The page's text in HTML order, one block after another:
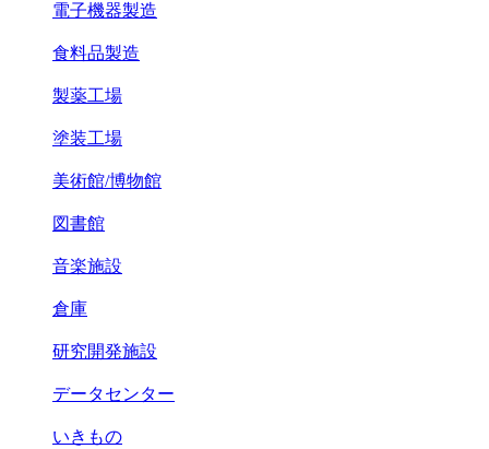
電子機器製造
食料品製造
製薬工場
塗装工場
美術館/博物館
図書館
音楽施設
倉庫
研究開発施設
データセンター
いきもの